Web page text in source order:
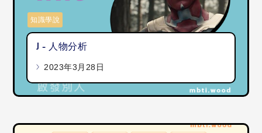
J - 人物分析
2023年3月28日
知識學說